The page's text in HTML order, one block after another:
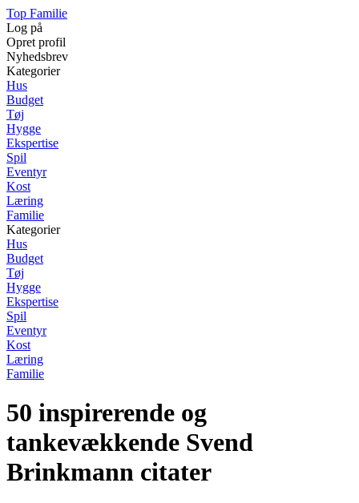
Top Familie
Log på
Opret profil
Nyhedsbrev
Kategorier
Hus
Budget
Tøj
Hygge
Ekspertise
Spil
Eventyr
Kost
Læring
Familie
Kategorier
Hus
Budget
Tøj
Hygge
Ekspertise
Spil
Eventyr
Kost
Læring
Familie
50 inspirerende og
tankevækkende Svend
Brinkmann citater